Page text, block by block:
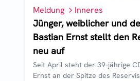
Meldung Inneres
Jünger, weiblicher und
Bastian Ernst stellt den
neu auf
Seit April steht der 39-jährige
Ernst an der Spitze des